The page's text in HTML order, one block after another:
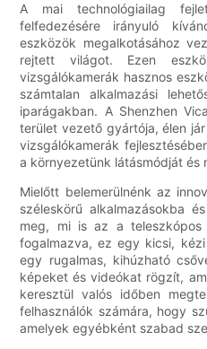
A mai technológiailag
felfedezésére irányuló
eszközök megalkotásához
rejtett világot. Ezen
vizsgálókamerák hasznos
számtalan alkalmazási
iparágakban. A Shenzhen
terület vezető gyártója, élen
vizsgálókamerák
a környezetünk látásmódját és
Mielőtt belemerülnénk az
széleskörű alkalmazásokba
meg, mi is az a teleszkópos
fogalmazva, ez egy kicsi,
egy rugalmas, kihúzható
képeket és videókat rögzít,
keresztül valós időben
felhasználók számára, hogy
amelyek egyébként szabad